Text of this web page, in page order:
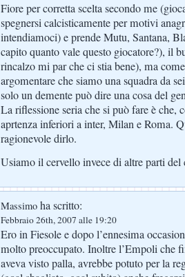
Fiore per corretta scelta secondo me
spegnersi calcisticamente per motivi
intendiamoci) e prende Mutu, Santana,
capito quanto vale questo giocatore?), il
rincalzo mi par che ci stia bene), ma
argomentare che siamo una squadra da
solo un demente può dire una cosa del
La riflessione seria che si può fare è che,
aprtenza inferiori a inter, Milan e Roma.
ragionevole dirlo.
Usiamo il cervello invece di altre parti del
Massimo ha scritto:
Febbraio 26th, 2007 alle 19:20
Ero in Fiesole e dopo l’ennesima
molto preoccupato. Inoltre l’Empoli che
aveva visto palla, avrebbe potuto per la